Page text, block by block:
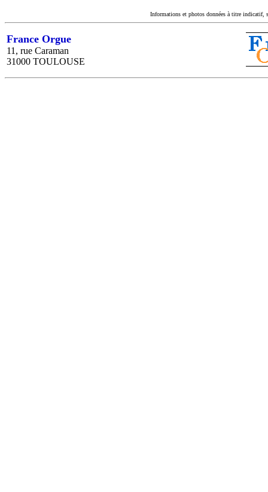
Informations et photos données à titre indicatif,
France Orgue
11, rue Caraman
31000 TOULOUSE